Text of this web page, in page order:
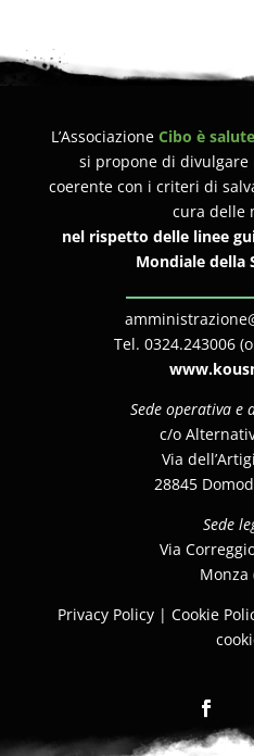
L’AssociazioneCibo è salute
si propone di divulgare
coerente con i criteri di
cura delle
nel rispetto delle linee
Mondiale della
Tel. 0324.243006
Sede operativa e
c/o
Via
28845
Sede
Via
Monza
Privacy Policy| Cookie